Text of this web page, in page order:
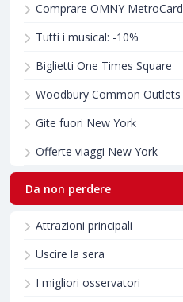
Comprare OMNY MetroCard
Tutti i musical: -10%
Biglietti One Times Square
Woodbury Common Outlets
Gite fuori New York
Offerte viaggi New York
Da non perdere
Attrazioni principali
Uscire la sera
I migliori osservatori